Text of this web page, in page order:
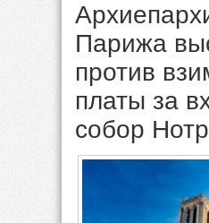
Парижа
против
платы за
собор